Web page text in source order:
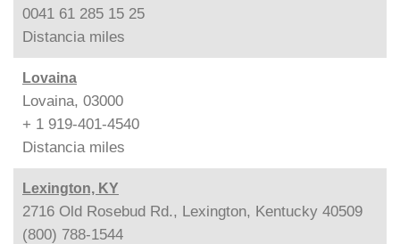
0041 61 285 15 25
Distancia miles
Lovaina
Lovaina, 03000
+ 1 919-401-4540
Distancia miles
Lexington, KY
2716 Old Rosebud Rd., Lexington, Kentucky 40509
(800) 788-1544